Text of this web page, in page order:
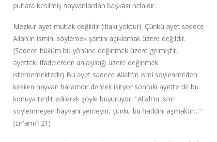
putlara kesilmiş hayvanlardan başkası helaldır.
Mezkur ayet mutlak değildir (itlakı yoktur). Çünkü ayet sadece
Allah'ın ismini söylemek şartını açıklamak üzere değildir.
(Sadece hüküm bu yönüne değinmek üzere gelmiştir,
ayetteki ifadelerden anlaşıldığı üzere değinmek
istememektedir) Bu ayet sadece Allah'ın ismi söylenmeden
kesilen hayvan haramdır demek isityor sonraki ayette de bu
konuya te'dit edilerek şöyle buyuruyor: "Allah'ın ismi
söylenmeyen hayvanı yemeyin, çünkü bu haddini aşmaktır…"
(En'am/121)